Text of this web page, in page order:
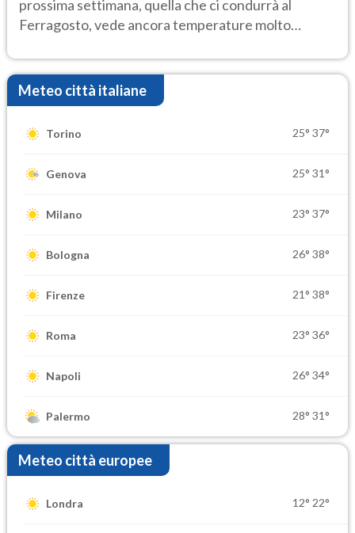
prossima settimana, quella che ci condurrà al
Ferragosto, vede ancora temperature molto
Meteo città italiane
Torino 25° 37°
Genova 25° 31°
Milano 23° 37°
Bologna 26° 38°
Firenze 21° 38°
Roma 23° 36°
Napoli 26° 34°
Palermo 28° 31°
Meteo città europee
Londra 12° 22°